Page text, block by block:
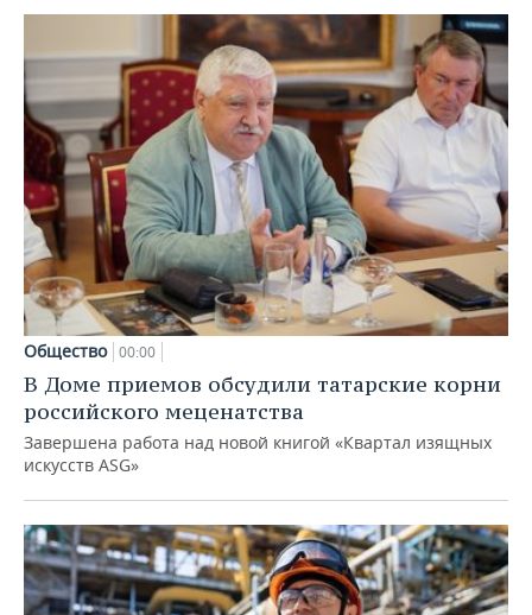
Общество 00:00
В Доме приемов обсудили татарские корни
российского меценатства
Завершена работа над новой книгой «Квартал изящных
искусств ASG»